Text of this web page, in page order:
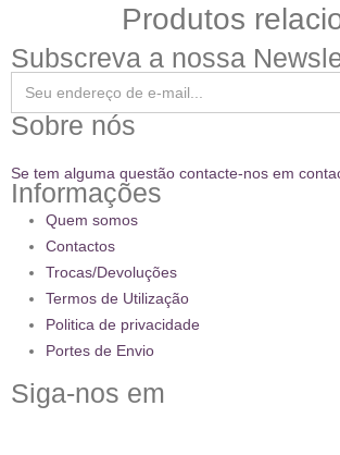
Produtos
Subscreva a nossa
Sobre nós
Se tem alguma questão contacte-nos em
Informações
Quem somos
Contactos
Trocas/Devoluções
Termos de Utilização
Politica de privacidade
Portes de Envio
Siga-nos em